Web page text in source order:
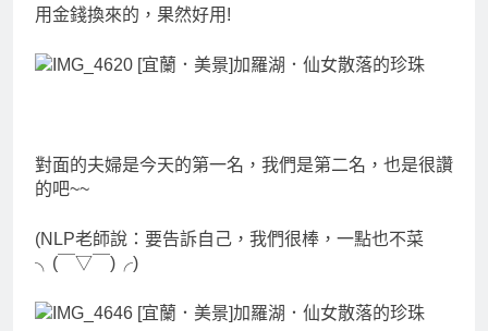
用金錢換來的，果然好用!
對面的夫婦是今天的第一名，我們是第二名，也是很讚
的吧~~
(NLP老師說：要告訴自己，我們很棒，一點也不菜
╮(￣▽￣)╭)